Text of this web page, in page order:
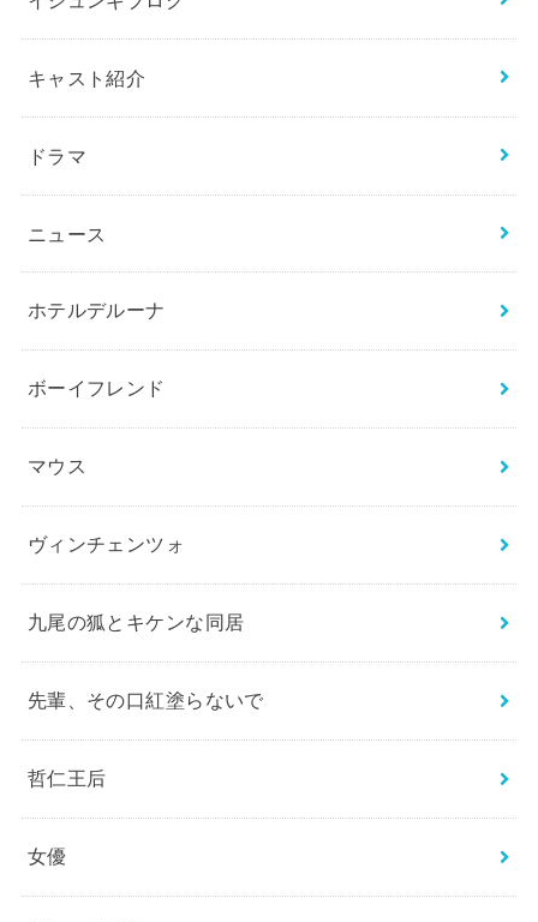
キャスト紹介
ドラマ
ニュース
ホテルデルーナ
ボーイフレンド
マウス
ヴィンチェンツォ
九尾の狐とキケンな同居
先輩、その口紅塗らないで
哲仁王后
女優